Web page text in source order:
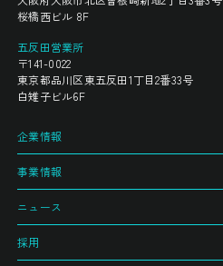
桜橋西ビル 8F
五反田営業所
〒141-0022
東京都品川区東五反田1丁目2番33号
白雉子ビル6F
企業情報
事業情報
ニュース
採用